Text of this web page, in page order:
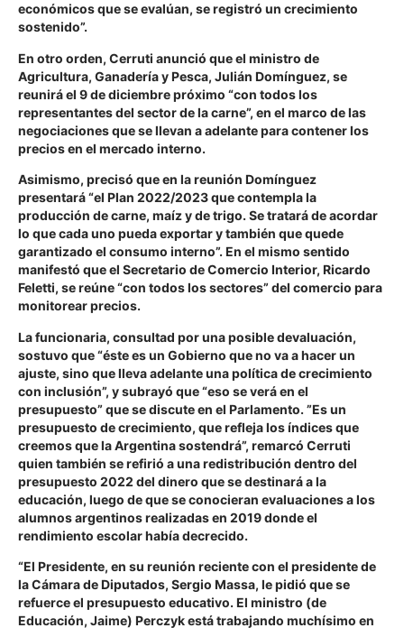
económicos que se evalúan, se registró un crecimiento
sostenido”.
En otro orden, Cerruti anunció que el ministro de
Agricultura, Ganadería y Pesca, Julián Domínguez, se
reunirá el 9 de diciembre próximo “con todos los
representantes del sector de la carne”, en el marco de las
negociaciones que se llevan a adelante para contener los
precios en el mercado interno.
Asimismo, precisó que en la reunión Domínguez
presentará “el Plan 2022/2023 que contempla la
producción de carne, maíz y de trigo. Se tratará de acordar
lo que cada uno pueda exportar y también que quede
garantizado el consumo interno”. En el mismo sentido
manifestó que el Secretario de Comercio Interior, Ricardo
Feletti, se reúne “con todos los sectores” del comercio para
monitorear precios.
La funcionaria, consultad por una posible devaluación,
sostuvo que “éste es un Gobierno que no va a hacer un
ajuste, sino que lleva adelante una política de crecimiento
con inclusión”, y subrayó que “eso se verá en el
presupuesto” que se discute en el Parlamento. ”Es un
presupuesto de crecimiento, que refleja los índices que
creemos que la Argentina sostendrá”, remarcó Cerruti
quien también se refirió a una redistribución dentro del
presupuesto 2022 del dinero que se destinará a la
educación, luego de que se conocieran evaluaciones a los
alumnos argentinos realizadas en 2019 donde el
rendimiento escolar había decrecido.
“El Presidente, en su reunión reciente con el presidente de
la Cámara de Diputados, Sergio Massa, le pidió que se
refuerce el presupuesto educativo. El ministro (de
Educación, Jaime) Perczyk está trabajando muchísimo en